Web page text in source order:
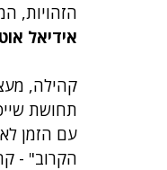
הזהויות,
אידיאל
קהילה,
תחושת
עם הזמן
הקרוב" -